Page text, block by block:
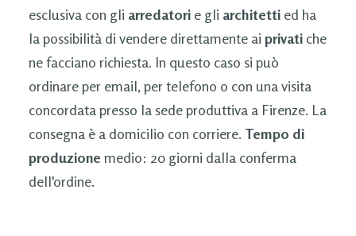
esclusiva con gli arredatorie gli architettied ha
la possibilità di vendere direttamente ai privatiche
ne facciano richiesta. In questo caso si può
ordinare per email, per telefono o con una visita
concordata presso la sede produttiva a Firenze. La
consegna è a domicilio con corriere. Tempo di
produzione medio: 20 giorni dalla conferma
dell'ordine.